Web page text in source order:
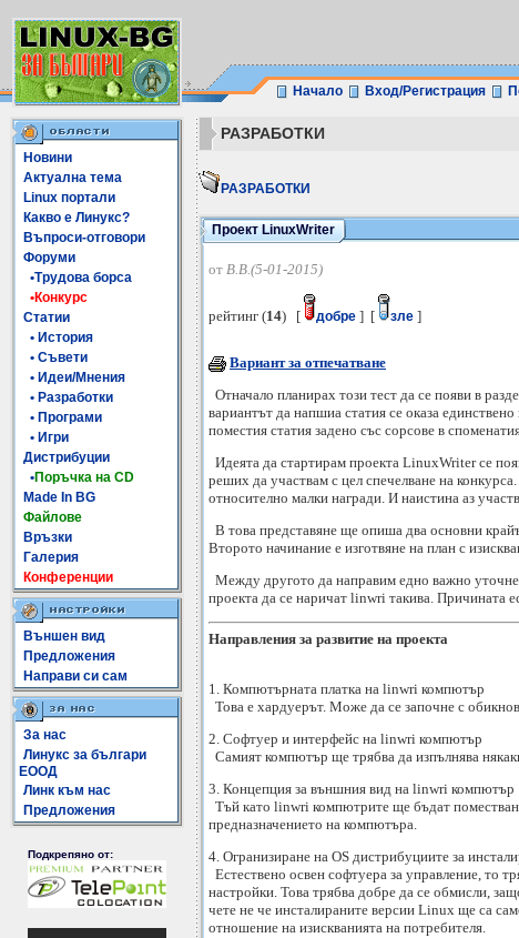
Начало Вход/Регистрация
Новини
Актуална тема
Linux портали
Какво е Линукс?
Въпроси-отговори
Форуми
•Трудова борса
•Конкурс
Статии
• История
• Съвети
• Идеи/Мнения
• Разработки
• Програми
• Игри
Дистрибуции
•Поръчка на CD
Made In BG
Файлове
Връзки
Галерия
Конференции
Външен вид
Предложения
Направи си сам
За нас
Линукс за българи
ЕООД
Линк към нас
Предложения
Подкрепяно от:
РАЗРАБОТКИ
РАЗРАБОТКИ
Проект LinuxWriter
от В.В.(5-01-2015)
рейтинг (14) [ добре ] [ зле ]
Вариант за отпечатване
Отначало планирах този тест да се появи в
вариантът да напшиа статия се оказа
поместия статия задено със сорсове в
Идеята да стартирам проекта LinuxWriter се
реших да участвам с цел спечелване на
относително малки награди. И наистина аз
В това представяне ще опиша два основни
Второто начинание е изготвяне на план с
Между другото да направим едно важно
проекта да се наричат linwri такива. Причината
Направления за развитие на проекта
1. Компютърната платка на linwri компютър
Това е хардуерът. Може да се започне с
2. Софтуер и интерфейс на linwri компютър
Самият компютър ще трябва да изпълнява
3. Концепция за външния вид на linwri компютър
Тъй като linwri компютрите ще бъдат
предназначението на компютъра.
4. Огранизиране на OS дистрибуциите за
Естествено освен софтуера за управление, то
настройки. Това трябва добре да се обмисли,
чете не че инсталираните версии Linux ще са
отношение на изискванията на потребителя.